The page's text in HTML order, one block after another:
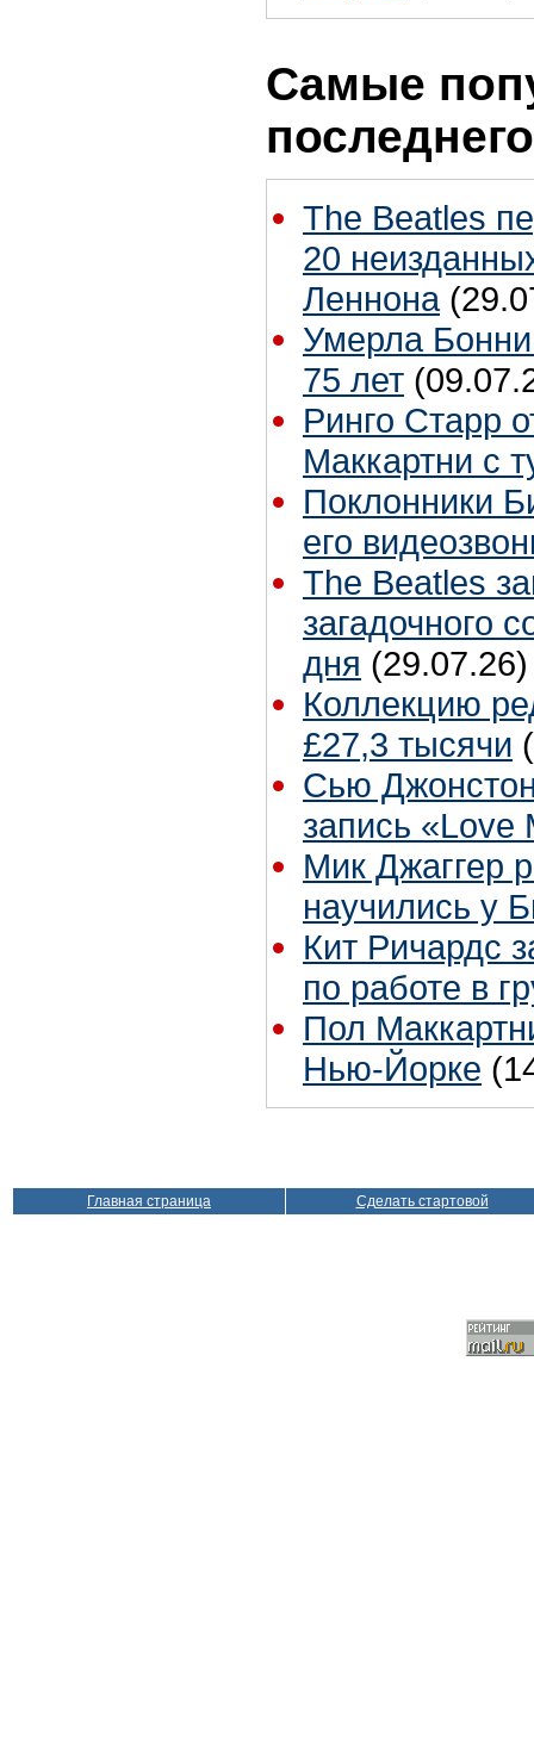
Самые
The Beatles
20
Леннона
Умерла
75 лет
Ринго Старр
Маккартни с
Поклонники
его
The Beatles
загадочного
дня (29.07.26)
Коллекцию
£27,3 тысячи
Сью
запись «Love
Мик Джаггер
научились у
Кит Ричардс
по работе в
Пол
Нью-Йорке
Главная страница Сделать стартовой